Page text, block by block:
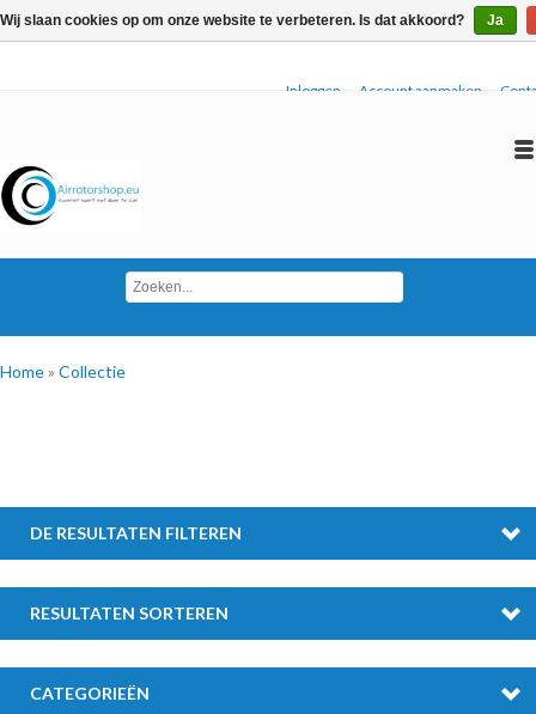
Inloggen Account aanmaken
Home» Collectie
DE RESULTATEN FILTEREN
RESULTATEN SORTEREN
CATEGORIEËN
Wij slaan cookies op om onze website te verbeteren. Is dat akkoord? Ja